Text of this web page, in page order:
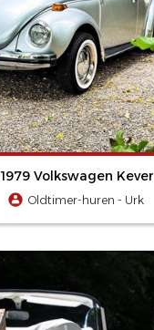
1979 Volkswagen Kever
Oldtimer-huren - Urk